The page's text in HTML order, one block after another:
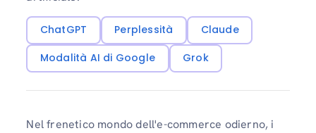
ChatGPT Perplessità
Claude
Modalità AI di Google
Grok
Nel frenetico mondo dell'e-commerce odierno, i